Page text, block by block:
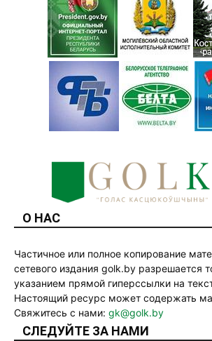
О НАС
Частичное или полное копирование
сетевого издания golk.by разрешается
указанием прямой гиперссылки на
Настоящий ресурс может содержать
Свяжитесь с нами: gk@golk.by
СЛЕДУЙТЕ ЗА НАМИ